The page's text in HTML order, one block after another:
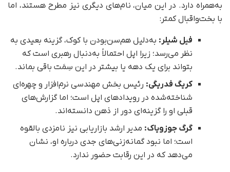
به‌همراه دارد. در این میان، نام‌های دیگری نیز مطرح هستند، اما
با بخت‌واقبال کمتر:
فیل شیلر: به‌دلیل هم‌سن‌بودن با کوک، گزینه بعیدی به
نظر می‌رسد؛ زیرا اپل احتمالاً به‌دنبال رهبری است که
بتواند برای یک دهه یا بیشتر در این سِمَت باقی بماند.
کریگ فدریگی: رئیس بخش مهندسی نرم‌افزار و چهره‌ای
شناخته‌شده در رویدادهای اپل است؛ اما گزارش‌های
قبلی او را گزینه‌ای دور از ذهن دانسته‌اند.
گرگ جوزویاک: مدیر ارشد بازاریابی نیز نامزدی بالقوه
است؛ اما نبود گمانه‌زنی‌های جدی درباره او، نشان
می‌دهد که در این رقابت حضور ندارد.